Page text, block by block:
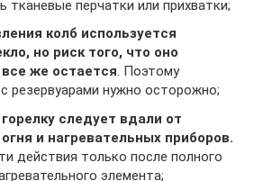
тканевые перчатки или прихватки;
колб используется
но риск того, что оно
же остается. Поэтому
резервуарами нужно осторожно;
следует вдали от
и нагревательных приборов.
действия только после полного
элемента;